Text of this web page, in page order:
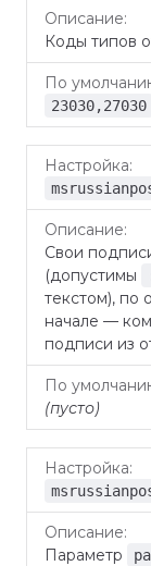
Коды типов
23030,27030
Свои
(допустимы
текстом), по
начале —
подписи из
(пусто)
Параметр